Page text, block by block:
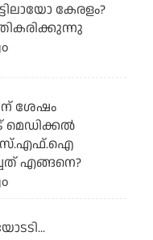
കേരളം?
ശേഷം
മെഡിക്കൽ
എങ്ങനെ?